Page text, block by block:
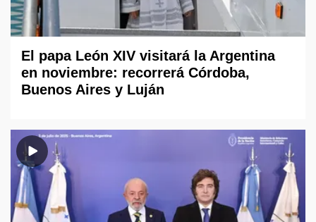
El papa León XIV visitará la Argentina
en noviembre: recorrerá Córdoba,
Buenos Aires y Luján